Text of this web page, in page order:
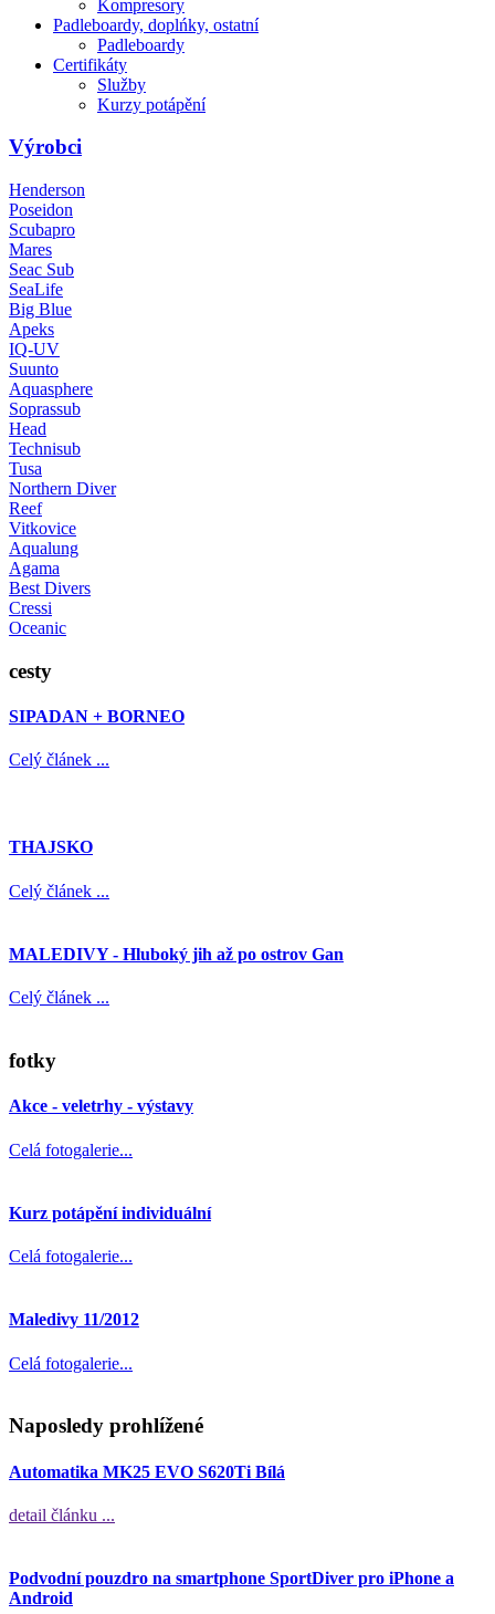
Kompresory
Padleboardy, doplńky, ostatní
Padleboardy
Certifikáty
Služby
Kurzy potápění
Výrobci
Henderson
Poseidon
Scubapro
Mares
Seac Sub
SeaLife
Big Blue
Apeks
IQ-UV
Suunto
Aquasphere
Soprassub
Head
Technisub
Tusa
Northern Diver
Reef
Vitkovice
Aqualung
Agama
Best Divers
Cressi
Oceanic
cesty
SIPADAN + BORNEO
Celý článek ...
THAJSKO
Celý článek ...
MALEDIVY - Hluboký jih až po ostrov Gan
Celý článek ...
fotky
Akce - veletrhy - výstavy
Celá fotogalerie...
Kurz potápění individuální
Celá fotogalerie...
Maledivy 11/2012
Celá fotogalerie...
Naposledy prohlížené
Automatika MK25 EVO S620Ti Bílá
detail článku ...
Podvodní pouzdro na smartphone SportDiver pro iPhone a
Android